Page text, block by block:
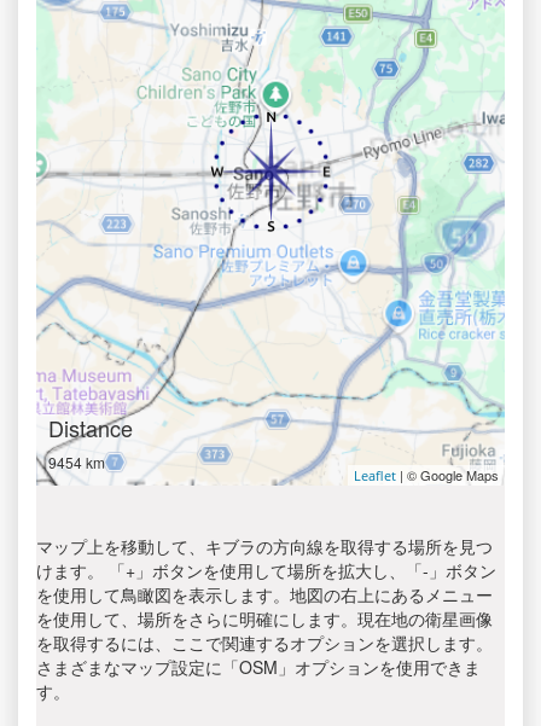
Distance
9454 km
Leaflet | © Google Maps
マップ上を移動して、キブラの方向線を取得する場所を見つ
けます。 「+」ボタンを使用して場所を拡大し、「-」ボタン
を使用して鳥瞰図を表示します。地図の右上にあるメニュー
を使用して、場所をさらに明確にします。現在地の衛星画像
を取得するには、ここで関連するオプションを選択します。
さまざまなマップ設定に「OSM」オプションを使用できま
す。